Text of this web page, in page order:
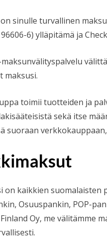
sinulle turvallinen
6) ylläpitämä ja
maksusi.
toimii tuotteiden ja
sekä itse
suoraan
on kaikkien suomalaisten
Osuuspankin, POP-
Oy, me välitämme